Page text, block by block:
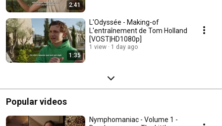
2:41
1:35
L'Odyssée - Making-of
L'entraînement de Tom Holland
[VOST|HD1080p]
1 view 1 day ago
Popular videos
Nymphomaniac - Volume 1 -